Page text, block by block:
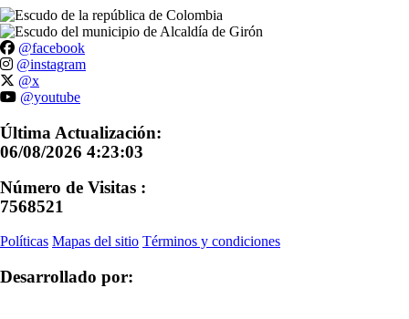
@facebook
@instagram
@x
@youtube
Última Actualización:
06/08/2026 4:23:03
Número de Visitas :
7568521
Políticas Mapas del sitio Términos y condiciones
Desarrollado por: